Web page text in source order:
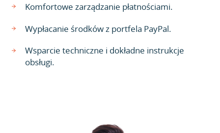
Komfortowe zarządzanie płatnościami.
Wypłacanie środków z portfela PayPal.
Wsparcie techniczne i dokładne instrukcje
obsługi.